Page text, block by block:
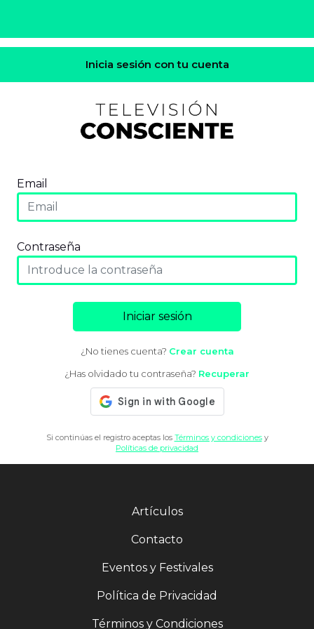
Inicia sesión con tu cuenta
Email
Contraseña
Iniciar sesión
¿No tienes cuenta? Crear cuenta
¿Has olvidado tu contraseña? Recuperar
Si continúas el registro aceptas los Términos y condicionesy
Políticas de privacidad
Artículos
Contacto
Eventos y Festivales
Política de Privacidad
Términos y Condiciones